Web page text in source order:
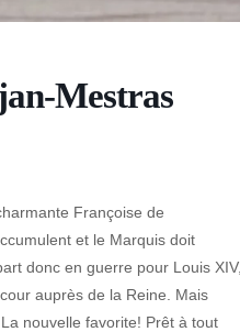
Mestras
Françoise de
et le Marquis doit
donc en guerre pour Louis XIV,
auprès de la Reine. Mais
nouvelle favorite! Prêt à tout